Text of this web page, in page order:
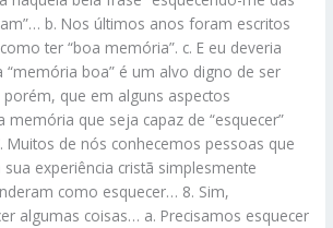
b. Nos últimos anos foram escritos
ter “boa memória”. c. E eu deveria
“memória boa” é um alvo digno de ser
que em alguns aspectos
memória que seja capaz de “esquecer”
Muitos de nós conhecemos pessoas que
experiência cristã simplesmente
como esquecer… 8. Sim,
algumas coisas… a. Precisamos esquecer